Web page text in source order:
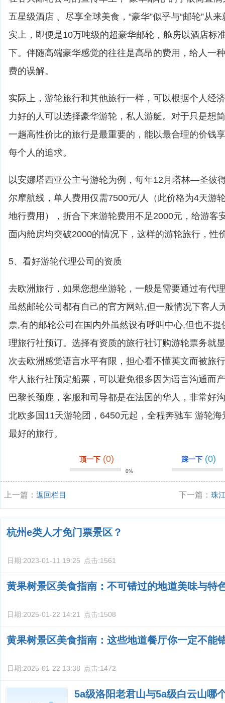
五星级酒店 、尽享全球美食，“豪华”似乎与“邮轮”从
实上，即便是10万吨级的超豪华邮轮，舱房以酒店标
下。伴随高端豪华感觉的往往是高昂的费用，给人一
费的误解。
实际上，游轮旅行和其他旅行一样，可以根据个人经
力好的人可以选择豪华游轮，私人游艇。对于只是想
一趟高性价比的旅行是最重要的，能以最合理的价钱
每个人的追求。
以安娜塔西亚公主号游轮为例，每年12月塔林—圣
尔摩航线，单人费用仅需7500元/人（此价格为4天游
地行费用），折合下来游轮费用不足2000元，给游客
面内舱房均突破2000的情况下，这样的游轮旅行，性
5、看好游轮代理公司的资质
去欧洲旅行，如果您想坐游轮，一般是需要通过有代
虽然邮轮公司都有自己的官方网站,但一般情况下客人
票,有的邮轮公司在国内外虽然设有呼叫中心,但也不
理旅行社预订。选择有资质的旅行社订购游轮票务就
次去欧洲感觉语言水平有限，担心看不懂英文而被旅
华人旅行社预定船票，可以避免很多因为语言沟通而
巴黎长颈鹿，客服和司导都是在法国的华人，非常好
北欧多国11天游轮团，6450元起，全程奔驰车 游轮
最好的旅行。
顶一下 (0)
0%
踩一下 (0)
上一篇： 返回栏目 下一篇：珠
杭州e类人才免门票景区？
日期:2023-01-11 19:25 点击:1561
黄果树景区美食指南：不可错过的地道美味与特
日期:2025-01-22 14:21 点击:1508
黄果树景区美食指南：这些地道餐厅你一定不能
日期:2025-01-22 13:38 点击:1472
5a级洛阳老君山与5a级白云山哪